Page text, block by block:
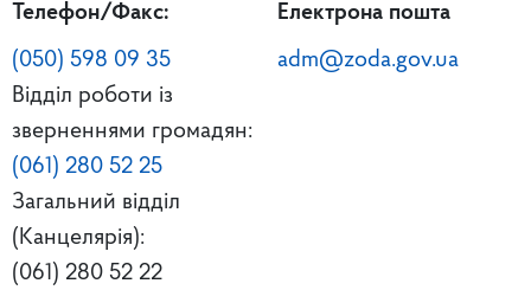
Телефон/Факс:
(050) 598 09 35
Відділ роботи із
зверненнями громадян:
(061) 280 52 25
Загальний відділ
(Канцелярія):
(061) 280 52 22
Електрона пошта
adm@zoda.gov.ua